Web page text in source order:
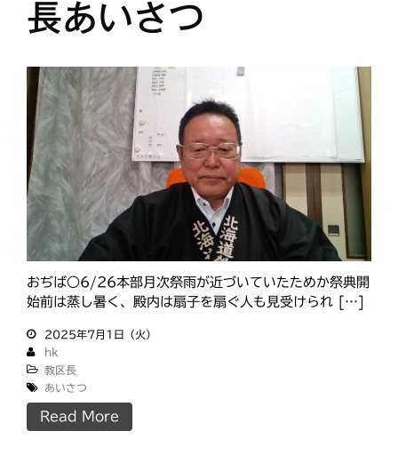
長あいさつ
おぢば○6/26本部月次祭雨が近づいていたためか祭典開
始前は蒸し暑く、殿内は扇子を扇ぐ人も見受けられ […]
2025年7月1日（火）
hk
教区長
あいさつ
Read More